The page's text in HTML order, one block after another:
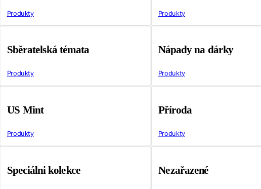
Produkty Produkty
Sběratelská témata
Produkty
Nápady na dárky
Produkty
US Mint
Produkty
Příroda
Produkty
Speciálni kolekce Nezařazené